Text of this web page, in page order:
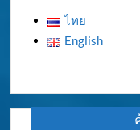
ไทย
English